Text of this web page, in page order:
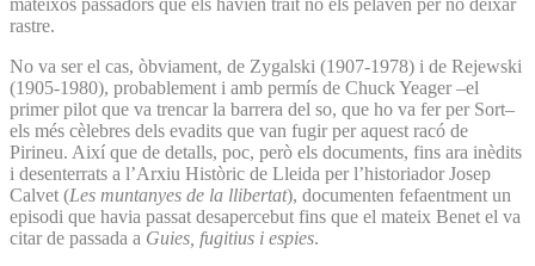
rastre.
No va ser el cas, òbviament, de Zygalski (1907-1978) i de Rejewski
(1905-1980), probablement i amb permís de Chuck Yeager –el
primer pilot que va trencar la barrera del so, que ho va fer per Sort–
els més cèlebres dels evadits que van fugir per aquest racó de
Pirineu. Així que de detalls, poc, però els documents, fins ara inèdits
i desenterrats a l’Arxiu Històric de Lleida per l’historiador Josep
Calvet (Les muntanyes de la llibertat), documenten fefaentment un
episodi que havia passat desapercebut fins que el mateix Benet el va
citar de passada a Guies, fugitius i espies.